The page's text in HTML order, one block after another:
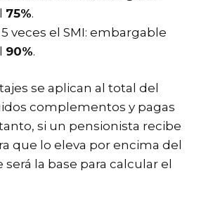
75%.
veces el SMI: embargable
90%.
se aplican al total del
complementos y pagas
si un pensionista recibe
que lo eleva por encima del
será la base para calcular el